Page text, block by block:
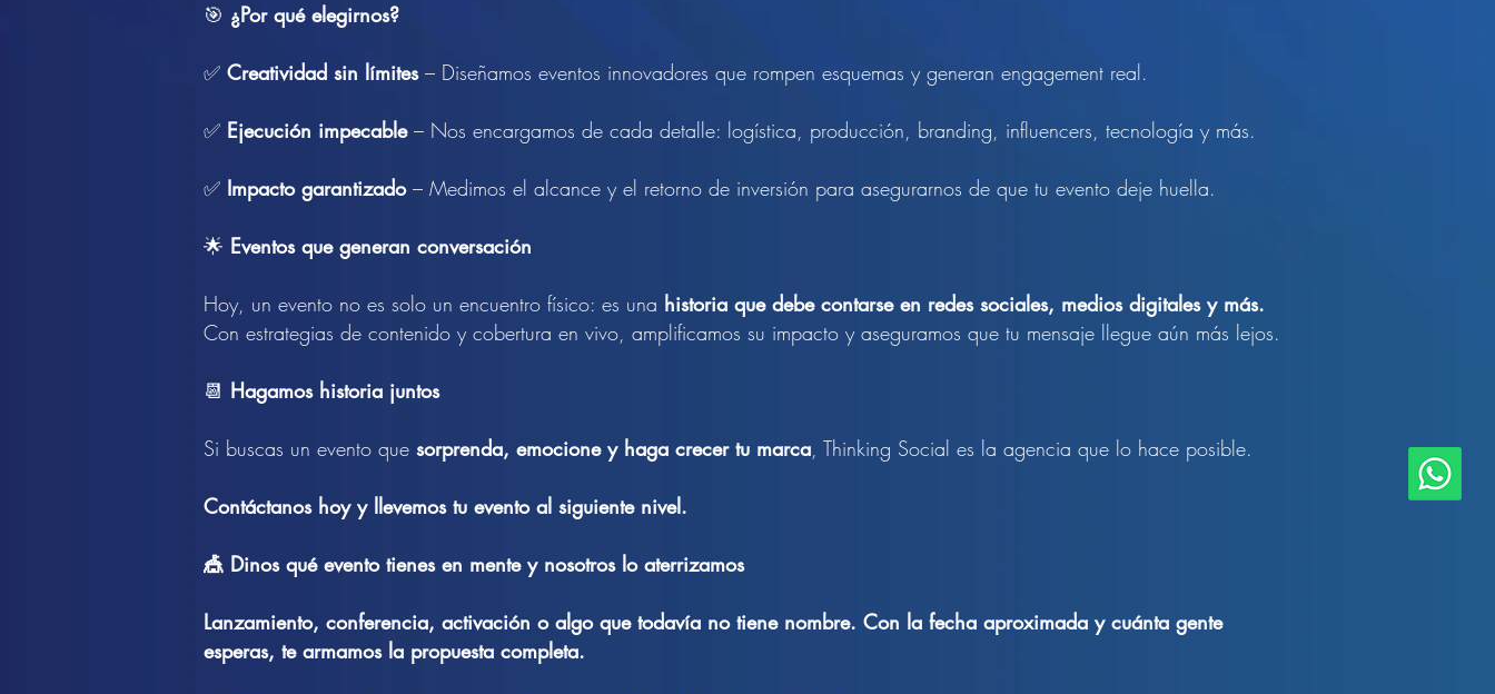
🎯 ¿Por qué elegirnos?
✅ Creatividad sin límites– Diseñamos eventos innovadores que rompen esquemas y generan engagement real.
✅ Ejecución impecable– Nos encargamos de cada detalle: logística, producción, branding, influencers, tecnología y más.
✅ Impacto garantizado – Medimos el alcance y el retorno de inversión para asegurarnos de que tu evento deje huella.
🌟 Eventos que generan conversación
Hoy, un evento no es solo un encuentro físico: es una historia que debe contarse en redes sociales, medios digitales y más.
Con estrategias de contenido y cobertura en vivo, amplificamos su impacto y aseguramos que tu mensaje llegue aún más lejos.
📆 Hagamos historia juntos
Si buscas un evento que sorprenda, emocione y haga crecer tu marca, Thinking Social es la agencia que lo hace posible.
Contáctanos hoy y llevemos tu evento al siguiente nivel.
🎪 Dinos qué evento tienes en mente y nosotros lo aterrizamos
Lanzamiento, conferencia, activación o algo que todavía no tiene nombre. Con la fecha aproximada y cuánta gente
esperas, te armamos la propuesta completa.